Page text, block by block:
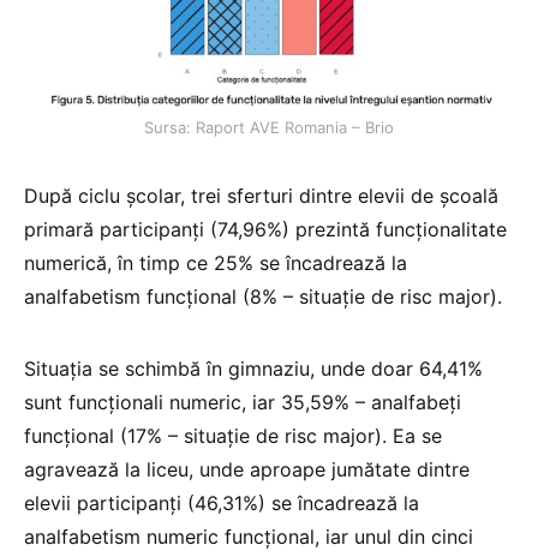
Sursa: Raport AVE Romania – Brio
După ciclu școlar, trei sferturi dintre elevii de școală
primară participanți (74,96%) prezintă funcționalitate
numerică, în timp ce 25% se încadrează la
analfabetism funcțional (8% – situație de risc major).
Situația se schimbă în gimnaziu, unde doar 64,41%
sunt funcționali numeric, iar 35,59% – analfabeți
funcțional (17% – situație de risc major). Ea se
agravează la liceu, unde aproape jumătate dintre
elevii participanți (46,31%) se încadrează la
analfabetism numeric funcțional, iar unul din cinci